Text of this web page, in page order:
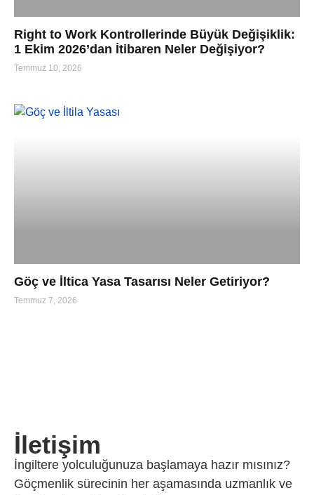
Right to Work Kontrollerinde Büyük Değişiklik:
1 Ekim 2026’dan İtibaren Neler Değişiyor?
Temmuz 10, 2026
Göç ve İltica Yasa Tasarısı Neler Getiriyor?
Temmuz 7, 2026
İletişim
İngiltere yolculuğunuza başlamaya hazır mısınız?
Göçmenlik sürecinin her aşamasında uzmanlık ve